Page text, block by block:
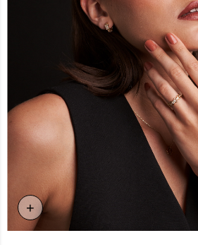
+ Page Personnalisation